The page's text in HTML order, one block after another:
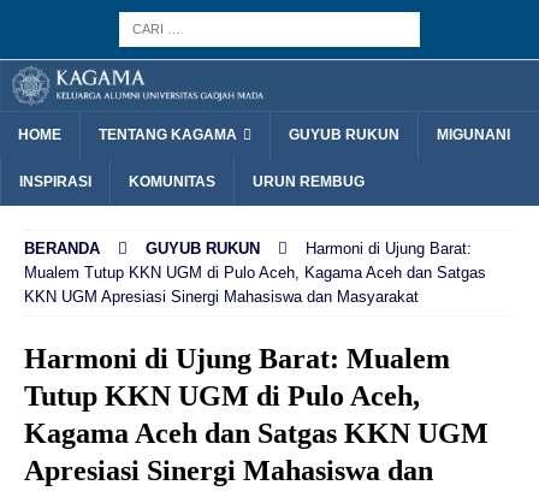
HOME TENTANG KAGAMA GUYUB RUKUN MIGUNANI
INSPIRASI KOMUNITAS URUN REMBUG
BERANDA GUYUB RUKUN
Harmoni di Ujung Barat:
Mualem Tutup KKN UGM di Pulo Aceh, Kagama Aceh dan Satgas
KKN UGM Apresiasi Sinergi Mahasiswa dan Masyarakat
Harmoni di Ujung Barat: Mualem
Tutup KKN UGM di Pulo Aceh,
Kagama Aceh dan Satgas KKN UGM
Apresiasi Sinergi Mahasiswa dan